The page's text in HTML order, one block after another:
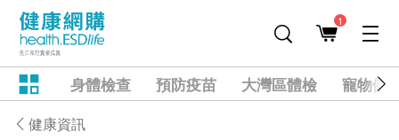
1
身體檢查 預防疫苗 大灣區體檢 寵物健
健康資訊